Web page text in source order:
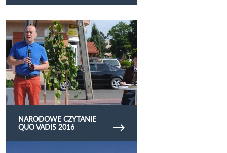
NARODOWE CZYTANIE
QUO VADIS 2016
Obejrzyj galerię zdjęć narodowe czytanie quo
vadis 2016